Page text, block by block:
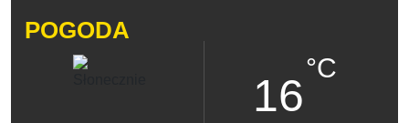
POGODA
16
°C